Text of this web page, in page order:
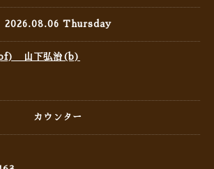
2026.08.06 Thursday
山下弘治(b)
カウンター